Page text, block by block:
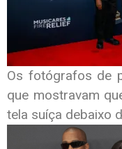
Os fotógrafos de
que mostravam
tela suíça debaixo